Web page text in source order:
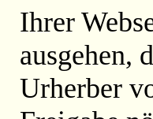
Ihrer
ausgehen,
Urherber